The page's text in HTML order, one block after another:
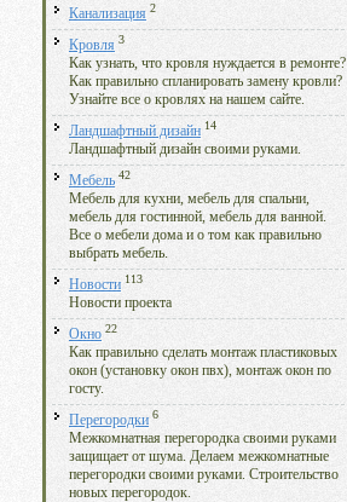
Канализация 2
Кровля 3
Как узнать, что кровля нуждается в ремонте?
Как правильно спланировать замену кровли?
Узнайте все о кровлях на нашем сайте.
Ландшафтный дизайн 14
Ландшафтный дизайн своими руками.
Мебель 42
Мебель для кухни, мебель для спальни,
мебель для гостинной, мебель для ванной.
Все о мебели дома и о том как правильно
выбрать мебель.
Новости 113
Новости проекта
Окно 22
Как правильно сделать монтаж пластиковых
окон (установку окон пвх), монтаж окон по
госту.
Перегородки 6
Межкомнатная перегородка своими руками
защищает от шума. Делаем межкомнатные
перегородки своими руками. Строительство
новых перегородок.